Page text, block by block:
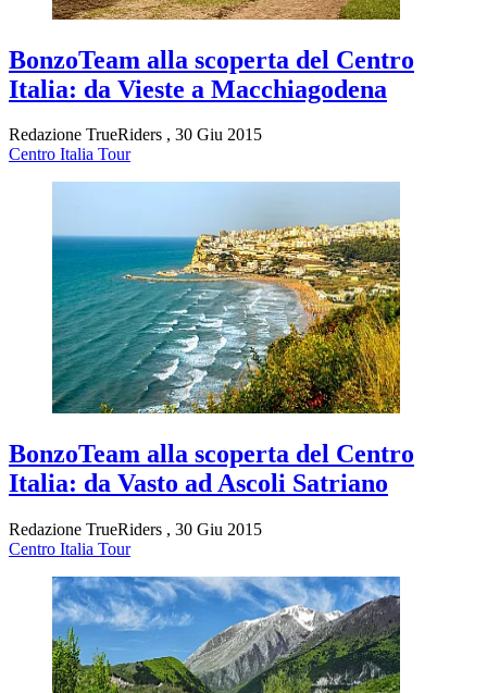
BonzoTeam alla scoperta del Centro
Italia: da Vieste a Macchiagodena
Redazione TrueRiders , 30 Giu 2015
Centro Italia Tour
BonzoTeam alla scoperta del Centro
Italia: da Vasto ad Ascoli Satriano
Redazione TrueRiders , 30 Giu 2015
Centro Italia Tour